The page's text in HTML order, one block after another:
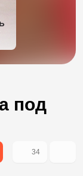
под
34